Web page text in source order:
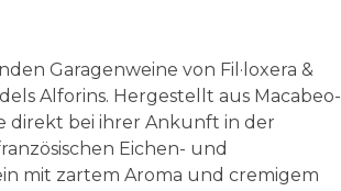
Garagenweine von Fil·loxera &
Alforins. Hergestellt aus Macabeo-
direkt bei ihrer Ankunft in der
Eichen- und
mit zartem Aroma und cremigem